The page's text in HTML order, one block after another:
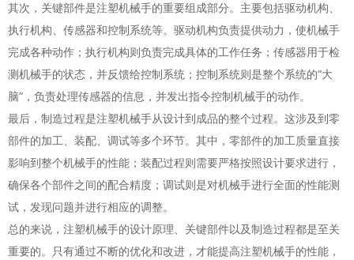
其次，关键部件是注塑机械手的重要组成部分。主要包括驱动机构、
执行机构、传感器和控制系统等。驱动机构负责提供动力，使机械手
完成各种动作；执行机构则负责完成具体的工作任务；传感器用于检
测机械手的状态，并反馈给控制系统；控制系统则是整个系统的“大
脑”，负责处理传感器的信息，并发出指令控制机械手的动作。
最后，制造过程是注塑机械手从设计到成品的整个过程。这涉及到零
部件的加工、装配、调试等多个环节。其中，零部件的加工质量直接
影响到整个机械手的性能；装配过程则需要严格按照设计要求进行，
确保各个部件之间的配合精度；调试则是对机械手进行全面的性能测
试，发现问题并进行相应的调整。
总的来说，注塑机械手的设计原理、关键部件以及制造过程都是至关
重要的。只有通过不断的优化和改进，才能提高注塑机械手的性能，